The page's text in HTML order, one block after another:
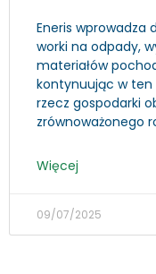
Eneris wprowadza
worki na odpady,
materiałów
kontynuując w ten
rzecz gospodarki
zrównoważonego
Więcej
09/07/2025